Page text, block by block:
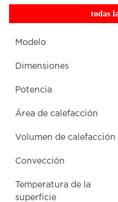
todas
Modelo
Dimensiones
Potencia
Área de calefacción
Volumen de calefacción
Convección
Temperatura de la
superficie